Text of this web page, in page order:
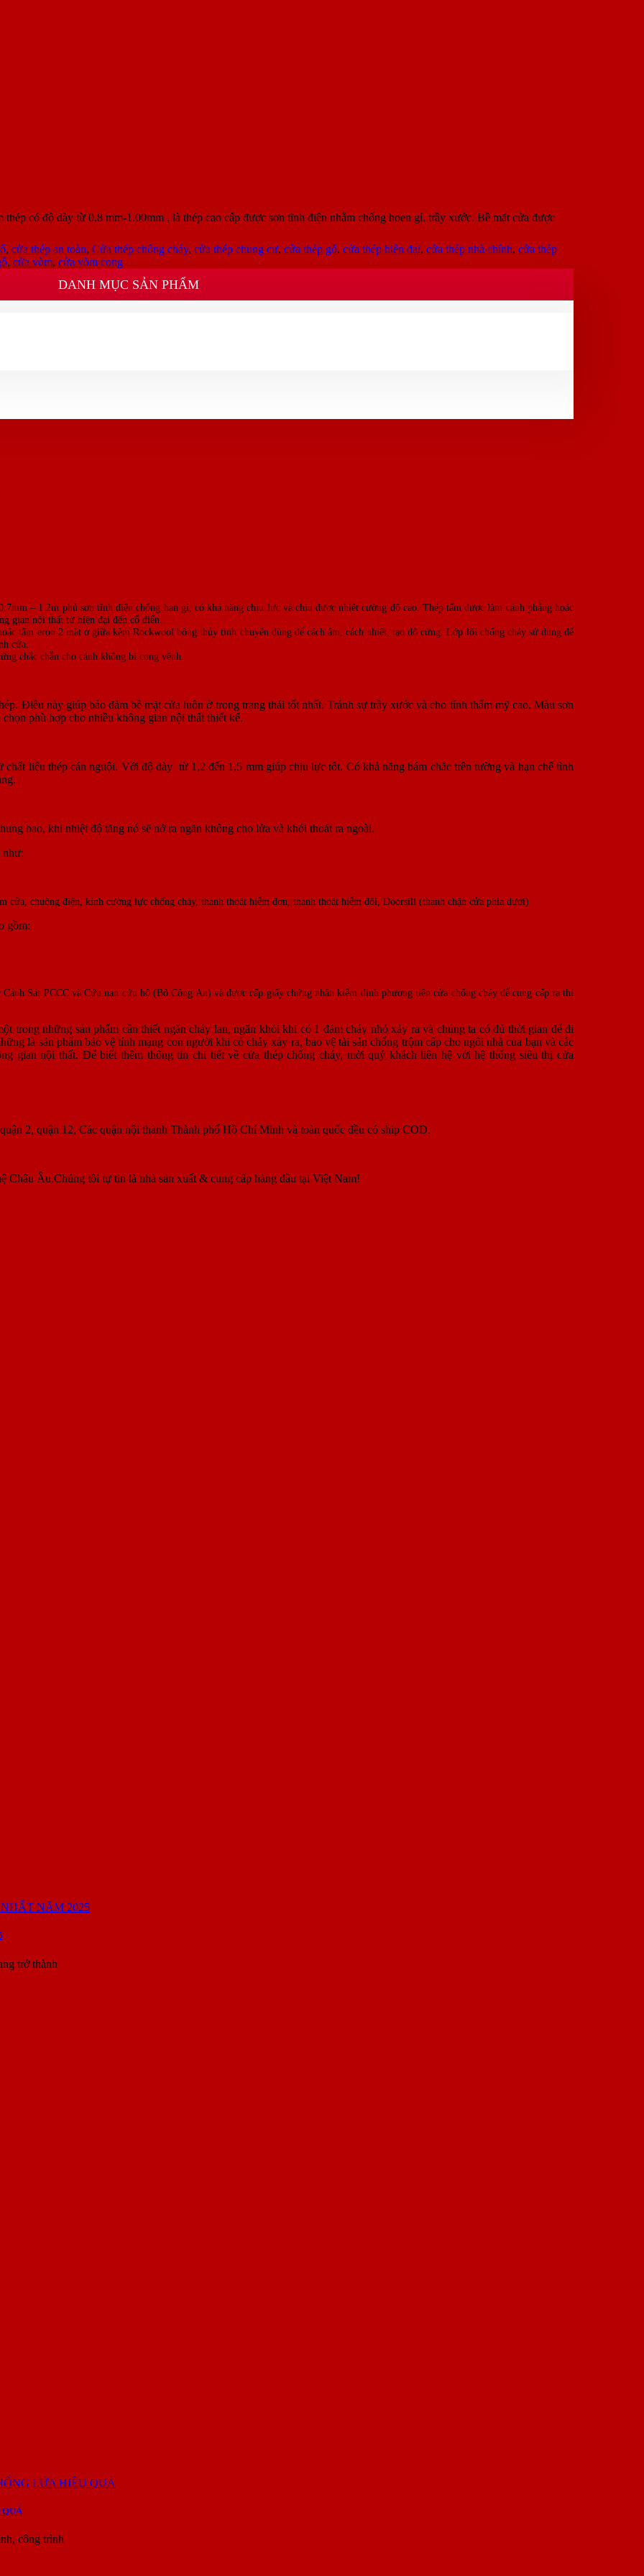
4C.22
có độ dày từ 0,8 mm-1.00mm , là thép cao cấp được sơn tĩnh điện nhằm chống hoen gỉ, trầy xước. Bề mặt cửa được
, cửa thép an toàn, Cửa thép chống cháy, cửa thép chung cư, cửa thép gỗ, cửa thép hiện đại, cửa thép nhà chính, cửa thép
, cửa vòm, cửa vòm cong
DANH MỤC SẢN PHẨM
– 1.2m phủ sơn tĩnh điện chống han gỉ, có khả năng chịu lực và chịu được nhiệt cường độ cao. Thép tấm được làm cánh phẳng hoặc
gian nội thất từ hiện đại đến cổ điển.
tấm eron 2 mặt ở giữa kèm Rockwool bông thủy tinh chuyên dùng để cách âm, cách nhiệt, tạo độ cứng. Lớp lõi chống cháy sử dụng để
cửa.
chắc chắn cho cánh không bị cong vênh.
Điều này giúp bảo đảm bề mặt cửa luôn ở trong trạng thái tốt nhất. Tránh sự trầy xước và cho tính thẩm mỹ cao. Màu sơn
phù hợp cho nhiều không gian nội thất thiết kế.
liệu thép cán nguội. Với độ dày từ 1,2 đến 1,5 mm giúp chịu lực tốt. Có khả năng bám chắc trên tường và hạn chế tình
bao, khi nhiệt độ tăng nó sẽ nở ra ngăn không cho lửa và khói thoát ra ngoài.
như:
cửa, chuông điện, kính cường lực chống cháy, thanh thoát hiểm đơn, thanh thoát hiểm đôi, Doorsill (thanh chặn cửa phía dưới)
gồm:
Sát PCCC và Cứu nạn cứu hộ (Bộ Công An) và được cấp giấy chứng nhận kiểm định phương tiện cửa chống cháy để cung cấp ra thị
trong những sản phẩm cần thiết ngăn cháy lan, ngăn khói khi có 1 đám cháy nhỏ xảy ra và chúng ta có đủ thời gian để di
là sản phẩm bảo vệ tính mạng con người khi có cháy xảy ra, bảo vệ tài sản chống trộm cấp cho ngôi nhà của bạn và các
gian nội thất. Để biết thêm thông tin chi tiết về cửa thép chống cháy, mời quý khách liên hệ với hệ thống siêu thị cửa
2, quận 12, Các quận nội thành Thành phố Hồ Chí Minh và toàn quốc đều có ship COD.
Châu Âu.Chúng tôi tự tin là nhà sản xuất & cung cấp hàng đầu tại Việt Nam!
trở thành
QUẢ
công trình